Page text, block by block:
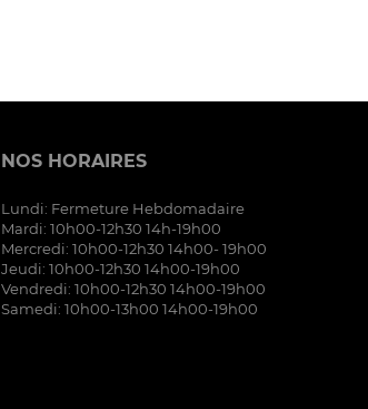
NOS HORAIRES
Lundi: Fermeture Hebdomadaire
Mardi: 10h00-12h30 14h-19h00
Mercredi: 10h00-12h30 14h00- 19h00
Jeudi: 10h00-12h30 14h00-19h00
Vendredi: 10h00-12h30 14h00-19h00
Samedi: 10h00-13h00 14h00-19h00